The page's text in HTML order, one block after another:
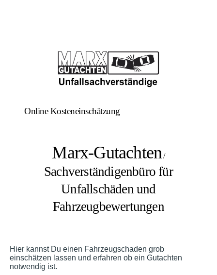
Online Kosteneinschätzung
Marx-Gutachten/
Sachverständigenbüro für
Unfallschäden und
Fahrzeugbewertungen
Hier kannst Du einen Fahrzeugschaden grob
einschätzen lassen und erfahren ob ein Gutachten
notwendig ist.